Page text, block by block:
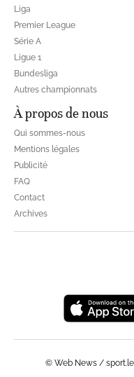
Liga
Premier League
Série A
Ligue 1
Bundesliga
Autres championnats
À propos de nous
Qui sommes-nous
Mentions légales
Publicité
FAQ
Contact
Archives
© Web News /